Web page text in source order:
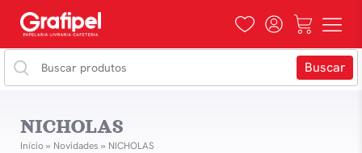
NICHOLAS
Início» Novidades » NICHOLAS